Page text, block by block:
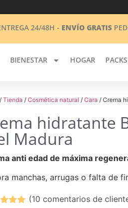
24/48H - ENVÍO GRATIS
BIENESTAR HOGAR PACKS
/Tienda /Cosmética natural /Cara / Crema
hidratante
Madura
anti edad de máxima
manchas, arrugas o falta de
(10 comentarios de